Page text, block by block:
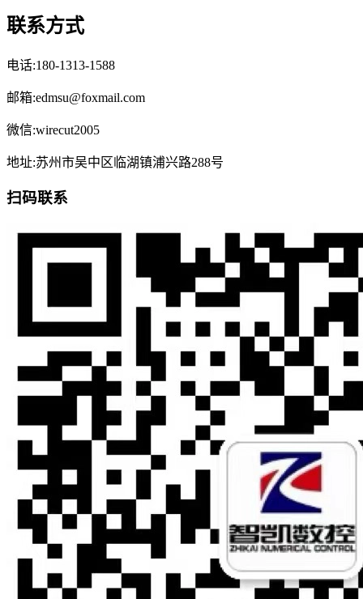
联系方式
电话:180-1313-1588
邮箱:edmsu@foxmail.com
微信:wirecut2005
地址:苏州市吴中区临湖镇浦兴路288号
扫码联系